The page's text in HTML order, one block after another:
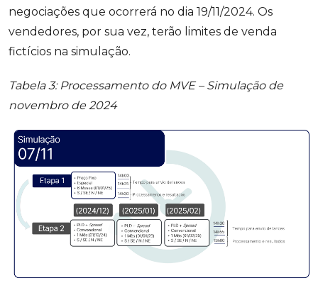
negociações que ocorrerá no dia 19/11/2024. Os
vendedores, por sua vez, terão limites de venda
fictícios na simulação.
Tabela 3: Processamento do MVE – Simulação de
novembro de 2024